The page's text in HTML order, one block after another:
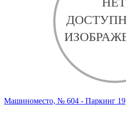
Машиноместо, № 604 - Паркинг 19